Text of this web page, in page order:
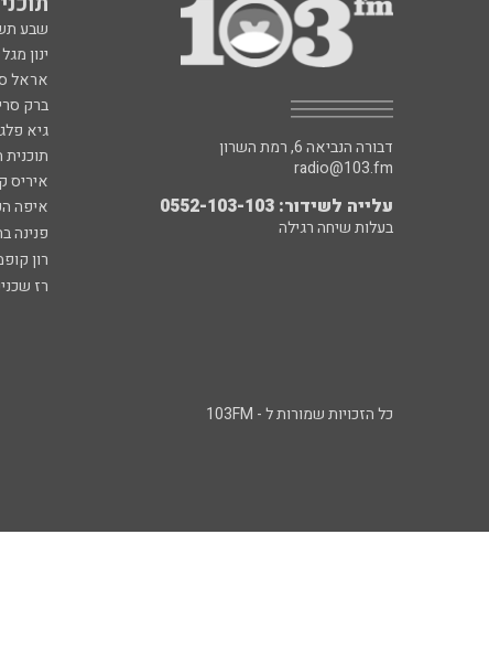
שבע
ינון
אראל
ברק
גיא פלג
איריס
איפה
פנינה
רון
רז
דבורה הנביאה 6, רמת השרון
radio@103.fm
עלייה לשידור: 0552-103-103
בעלות שיחה רגילה
כל הזכויות שמורות ל - 103FM